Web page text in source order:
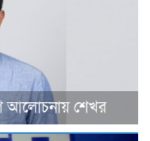
আলোচনায় শেখর